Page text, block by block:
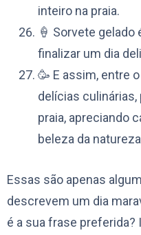
inteiro na praia.
🍦 Sorvete gelado
finalizar um dia
🥳 E assim, entre
delícias
praia, apreciando
beleza da
Essas são apenas
descrevem um dia
é a sua frase